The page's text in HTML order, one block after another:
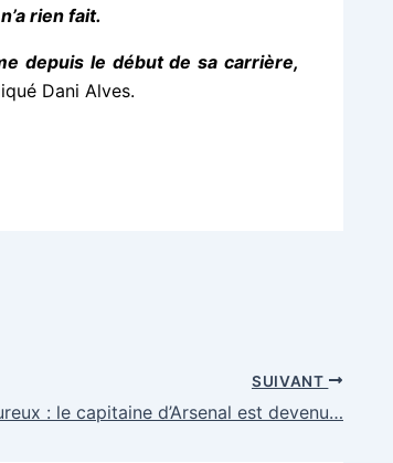
rien fait.
depuis le début de sa carrière,
Dani Alves.
SUIVANT
: le capitaine d’Arsenal est devenu…